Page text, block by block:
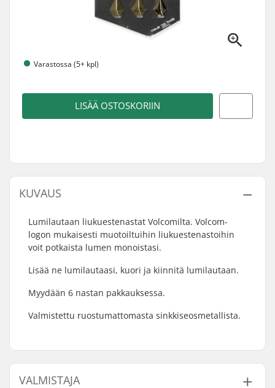
Varastossa (5+ kpl)
LISÄÄ OSTOSKORIIN
KUVAUS
Lumilautaan liukuestenastat Volcomilta. Volcom-
logon mukaisesti muotoiltuihin liukuestenastoihin
voit potkaista lumen monoistasi.
Lisää ne lumilautaasi, kuori ja kiinnitä lumilautaan.
Myydään 6 nastan pakkauksessa.
Valmistettu ruostumattomasta sinkkiseosmetallista.
VALMISTAJA